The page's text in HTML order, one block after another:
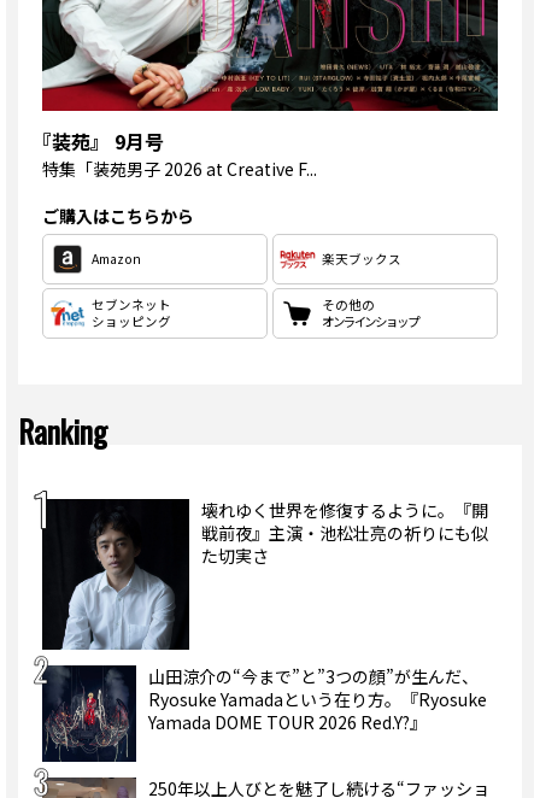
『装苑』 9月号
特集 「装苑男子 2026 at Creative F...
ご購入はこちらから
Amazon 楽天ブックス
セブンネット
ショッピング
その他の
オンラインショップ
Ranking
壊れゆく世界を修復するように。『開
戦前夜』主演・池松壮亮の祈りにも似
た切実さ
山田涼介の“今まで”と”3つの顔”が生んだ、
Ryosuke Yamadaという在り方。『Ryosuke
Yamada DOME TOUR 2026 Red.Y?』
250年以上人びとを魅了し続ける“ファッショ